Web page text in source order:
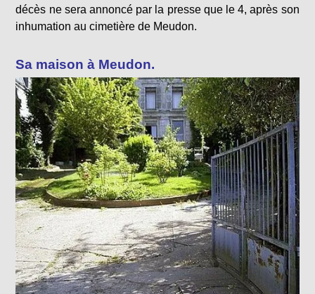
décès ne sera annoncé par la presse que le 4, après son
inhumation au cimetière de Meudon.
Sa maison à Meudon.